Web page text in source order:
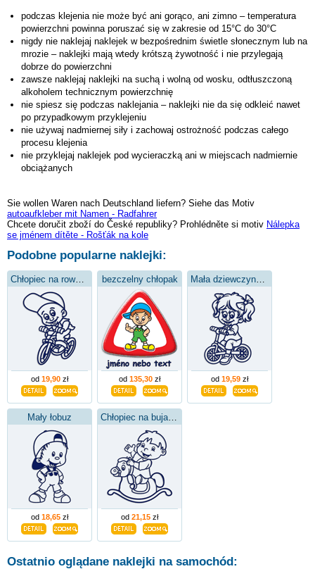
podczas klejenia nie może być ani gorąco, ani zimno – temperatura
powierzchni powinna poruszać się w zakresie od 15°C do 30°C
nigdy nie naklejaj naklejek w bezpośrednim świetle słonecznym lub na
mrozie – naklejki mają wtedy krótszą żywotność i nie przylegają
dobrze do powierzchni
zawsze naklejaj naklejki na suchą i wolną od wosku, odtłuszczoną
alkoholem technicznym powierzchnię
nie spiesz się podczas naklejania – naklejki nie da się odkleić nawet
po przypadkowym przyklejeniu
nie używaj nadmiernej siły i zachowaj ostrożność podczas całego
procesu klejenia
nie przyklejaj naklejek pod wycieraczką ani w miejscach nadmiernie
obciążanych
Sie wollen Waren nach Deutschland liefern? Siehe das Motiv
autoaufkleber mit Namen - Radfahrer
Chcete doručit zboží do České republiky? Prohlédněte si motiv Nálepka
se jménem dítěte - Rošťák na kole
Podobne popularne naklejki:
Chłopiec na rowerze
od 19,90 zł
bezczelny chłopak
od 135,30 zł od 19,59 zł
Mały łobuz
od 18,65 zł od 21,15 zł
Ostatnio oglądane naklejki na samochód: